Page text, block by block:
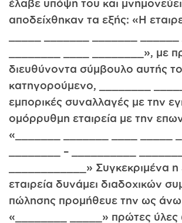
έλαβε υπόψη του και μνημονεύει
αποδείχθηκαν τα εξής: «Η
________ ____ ________», με
διευθύνοντα σύμβουλο αυτής
κατηγορούμενο, ________
εμπορικές συναλλαγές με την
ομόρρυθμη εταιρεία με την
«_______ _______ ____ _____
________ – __________ _______
____________» Συγκεκριμένα
εταιρεία δυνάμει διαδοχικών
πώλησης προμήθευε την ως άνω
«________ _____» πρώτες